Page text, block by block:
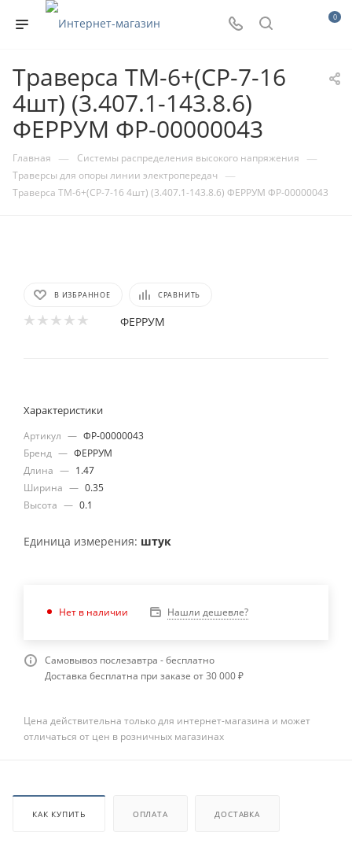
0
Траверса ТМ-6+(СР-7-16
4шт) (3.407.1-143.8.6)
ФЕРРУМ ФР-00000043
Главная — Системы распределения высокого напряжения —
Траверсы для опоры линии электропередач —
Траверса ТМ-6+(СР-7-16 4шт) (3.407.1-143.8.6) ФЕРРУМ ФР-00000043
В ИЗБРАННОЕ СРАВНИТЬ
ФЕРРУМ
Характеристики
Артикул — ФР-00000043
Бренд — ФЕРРУМ
Длина — 1.47
Ширина — 0.35
Высота — 0.1
Единица измерения: штук
Нет в наличии Нашли дешевле?
Самовывоз послезавтра - бесплатно
Доставка бесплатна при заказе от 30 000 ₽
Цена действительна только для интернет-магазина и может
отличаться от цен в розничных магазинах
КАК КУПИТЬ ОПЛАТА ДОСТАВКА